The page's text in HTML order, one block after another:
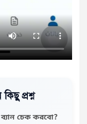
প্রশ্ন
চেক করবো?